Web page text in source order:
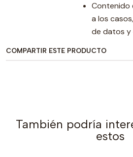
Contenido
a los
de datos y
COMPARTIR ESTE PRODUCTO
También podría
estos